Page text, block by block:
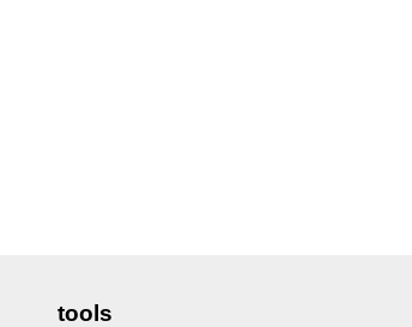
tools